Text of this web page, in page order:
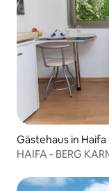
Gästehaus in Haifa
HAIFA - BERG